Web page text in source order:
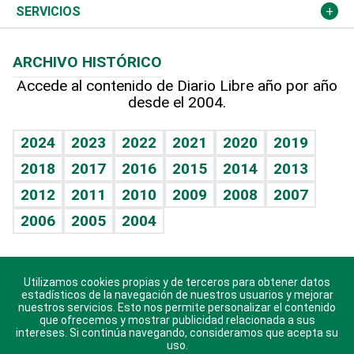
Resto del mundo
Economía personal
Podcast Arte Libre
Hablando con el pediatra
Vida y familia
Eñe
Celebrando la vida
Sin complejos
En pocas palabras
Escuchando al corazón
Economía Personal
Más deportes
Línea de hit
TBT Deportivo
Columnistas
Más firmas
Cambio climático
Opinión
Hecho en casa
Guía del dinero
SERVICIOS
Cumpleaños
Horóscopos
Crucigramas
ARCHIVO HISTÓRICO
Accede al contenido de Diario Libre año por año
desde el 2004.
2024 2023 2022 2021 2020
2019
2018
2017 2016 2015 2014
2013
2012
2011 2010 2009 2008
2007
2006
2005 2004
Descarga nuestras aplicaciones para Android, iOS y
sistema Huawei.
Utilizamos cookies propias y de terceros para obtener datos
estadísticos de la navegación de nuestros usuarios y mejorar
nuestros servicios. Esto nos permite personalizar el contenido
que ofrecemos y mostrar publicidad relacionada a sus
intereses. Si continúa navegando, consideramos que acepta su
uso.